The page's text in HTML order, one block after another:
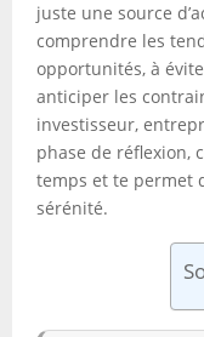
juste une source
comprendre les
opportunités, à
anticiper les
investisseur,
phase de réflexion,
temps et te permet
sérénité.